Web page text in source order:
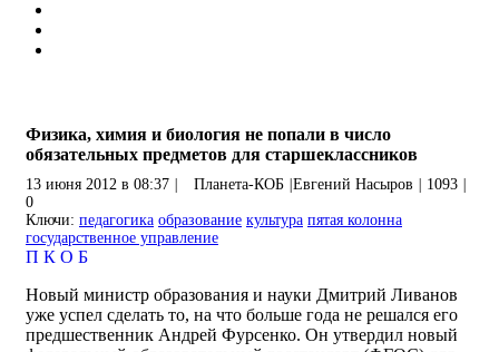
Физика, химия и биология не попали в число
обязательных предметов для старшеклассников
13 июня 2012 в 08:37 Планета-КОБ Евгений Насыров 1093
0
Ключи: педагогика образование культура пятая колонна
государственное управление
П К О Б
Новый министр образования и науки Дмитрий Ливанов
уже успел сделать то, на что больше года не решался его
предшественник Андрей Фурсенко. Он утвердил новый